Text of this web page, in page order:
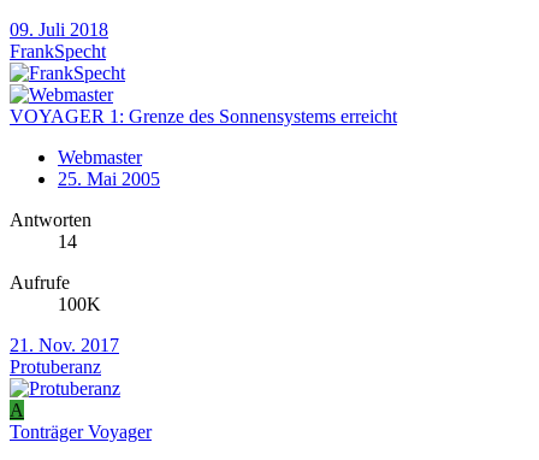
09. Juli 2018
FrankSpecht
VOYAGER 1: Grenze des Sonnensystems erreicht
Webmaster
25. Mai 2005
Antworten
14
Aufrufe
100K
21. Nov. 2017
Protuberanz
A
Tonträger Voyager